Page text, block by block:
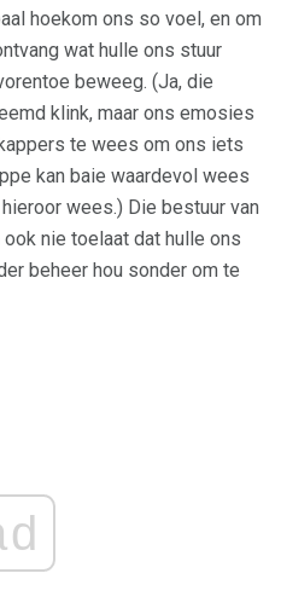
hoekom ons so voel, en om
wat hulle ons stuur
beweeg. (Ja, die
klink, maar ons emosies
te wees om ons iets
kan baie waardevol wees
wees.) Die bestuur van
nie toelaat dat hulle ons
beheer hou sonder om te